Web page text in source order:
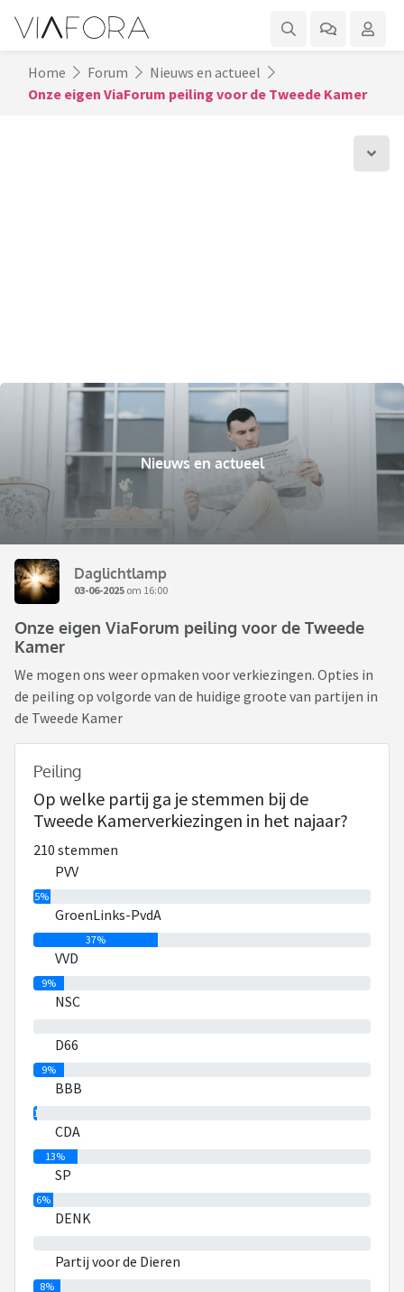
Home Forum
Nieuws en actueel
Onze eigen ViaForum peiling voor de Tweede Kamer
Nieuws en actueel
Daglichtlamp
03-06-2025 om 16:00
Onze eigen ViaForum peiling voor de Tweede
Kamer
We mogen ons weer opmaken voor verkiezingen. Opties in
de peiling op volgorde van de huidige groote van partijen in
de Tweede Kamer
Peiling
Op welke partij ga je stemmen bij de
Tweede Kamerverkiezingen in het najaar?
210 stemmen
PVV
5%
GroenLinks-PvdA
37%
VVD
9%
NSC
D66
9%
BBB
1%
CDA
13%
SP
6%
DENK
Partij voor de Dieren
8%